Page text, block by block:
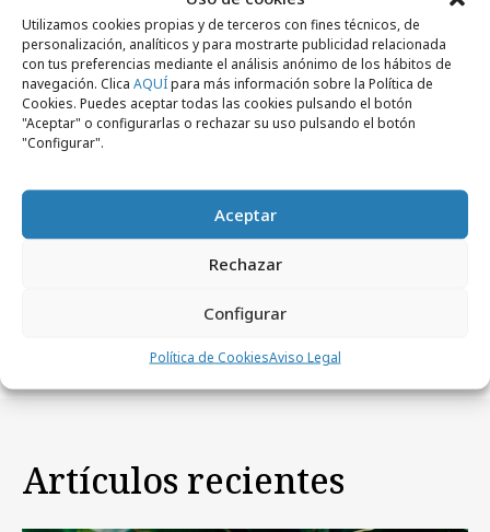
Utilizamos cookies propias y de terceros con fines técnicos, de
personalización, analíticos y para mostrarte publicidad relacionada
con tus preferencias mediante el análisis anónimo de los hábitos de
navegación. Clica AQUÍpara más información sobre la Política de
Cookies. Puedes aceptar todas las cookies pulsando el botón
"Aceptar" o configurarlas o rechazar su uso pulsando el botón
"Configurar".
Aceptar
Rechazar
Configurar
Política de CookiesAviso Legal
Artículos recientes